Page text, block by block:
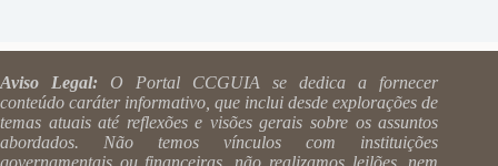
Aviso Legal: O Portal CCGUIA se dedica a fornecer
conteúdo caráter informativo, que inclui desde explorações de
temas atuais até reflexões e visões gerais sobre os assuntos
abordados. Não temos vínculos com instituições
governamentais ou financeiras, não realizamos leilões, nem